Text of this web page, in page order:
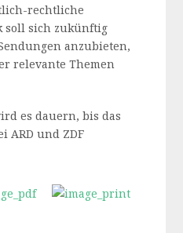
rechtliche
soll sich zukünftig
anzubieten,
relevante Themen
es dauern, bis das
ARD und ZDF